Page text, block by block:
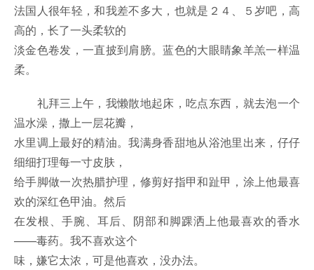
法国人很年轻，和我差不多大，也就是２４、５岁吧，高
高的，长了一头柔软的
淡金色卷发，一直披到肩膀。蓝色的大眼睛象羊羔一样温
柔。
礼拜三上午，我懒散地起床，吃点东西，就去泡一个
温水澡，撒上一层花瓣，
水里调上最好的精油。我满身香甜地从浴池里出来，仔仔
细细打理每一寸皮肤，
给手脚做一次热腊护理，修剪好指甲和趾甲，涂上他最喜
欢的深红色甲油。然后
在发根、手腕、耳后、阴部和脚踝洒上他最喜欢的香水
——毒药。我不喜欢这个
味，嫌它太浓，可是他喜欢，没办法。